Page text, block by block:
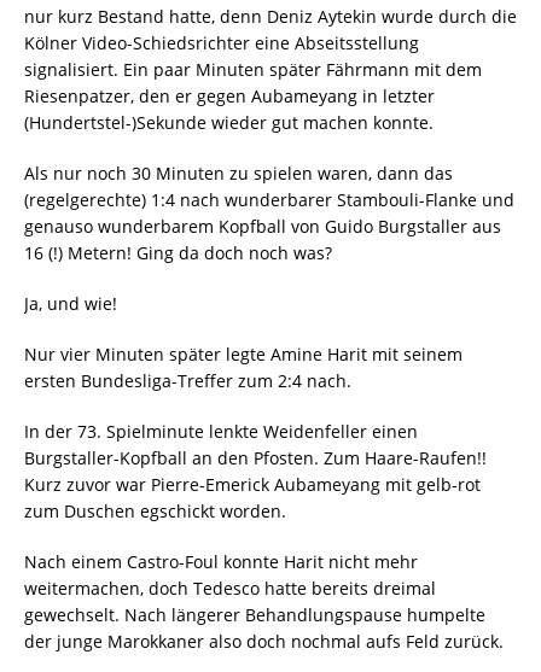
nur kurz Bestand hatte, denn Deniz Aytekin wurde durch die
Kölner Video-Schiedsrichter eine Abseitsstellung
signalisiert. Ein paar Minuten später Fährmann mit dem
Riesenpatzer, den er gegen Aubameyang in letzter
(Hundertstel-)Sekunde wieder gut machen konnte.
Als nur noch 30 Minuten zu spielen waren, dann das
(regelgerechte) 1:4 nach wunderbarer Stambouli-Flanke und
genauso wunderbarem Kopfball von Guido Burgstaller aus
16 (!) Metern! Ging da doch noch was?
Ja, und wie!
Nur vier Minuten später legte Amine Harit mit seinem
ersten Bundesliga-Treffer zum 2:4 nach.
In der 73. Spielminute lenkte Weidenfeller einen
Burgstaller-Kopfball an den Pfosten. Zum Haare-Raufen!!
Kurz zuvor war Pierre-Emerick Aubameyang mit gelb-rot
zum Duschen egschickt worden.
Nach einem Castro-Foul konnte Harit nicht mehr
weitermachen, doch Tedesco hatte bereits dreimal
gewechselt. Nach längerer Behandlungspause humpelte
der junge Marokkaner also doch nochmal aufs Feld zurück.